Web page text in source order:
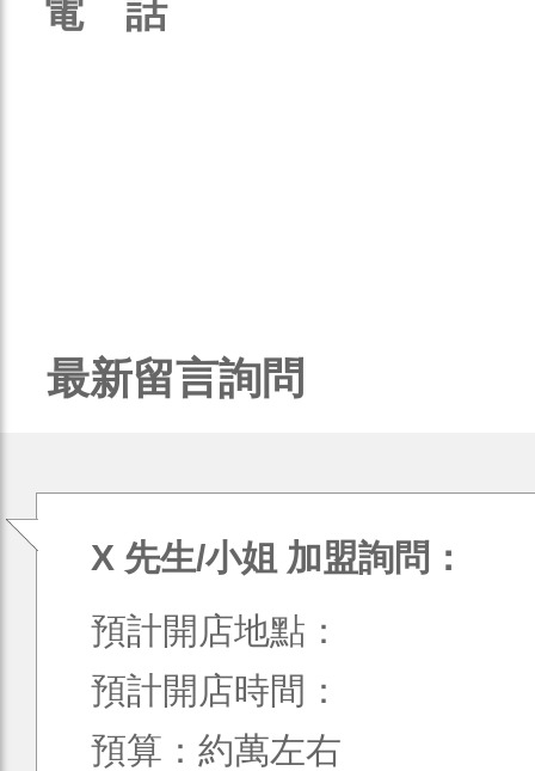
電 話
最新留言詢問
X 先生/小姐 加盟詢問：
預計開店地點：
預計開店時間：
預算：約萬左右